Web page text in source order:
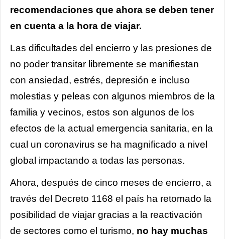
recomendaciones que ahora se deben tener
en cuenta a la hora de viajar.
Las dificultades del encierro y las presiones de
no poder transitar libremente se manifiestan
con ansiedad, estrés, depresión e incluso
molestias y peleas con algunos miembros de la
familia y vecinos, estos son algunos de los
efectos de la actual emergencia sanitaria, en la
cual un coronavirus se ha magnificado a nivel
global impactando a todas las personas.
Ahora, después de cinco meses de encierro, a
través del Decreto 1168 el país ha retomado la
posibilidad de viajar gracias a la reactivación
de sectores como el turismo, no hay muchas